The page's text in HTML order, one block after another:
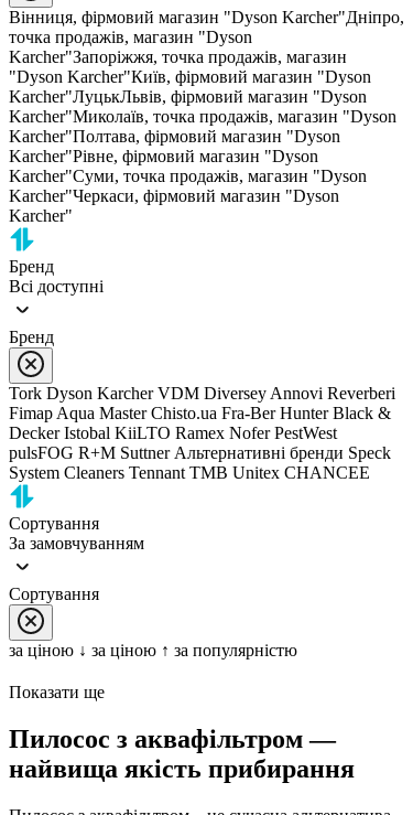
Вінниця, фірмовий магазин "Dyson Karcher"Дніпро,
точка продажів, магазин "Dyson
Karcher"Запоріжжя, точка продажів, магазин
"Dyson Karcher"Київ, фірмовий магазин "Dyson
Karcher"ЛуцькЛьвів, фірмовий магазин "Dyson
Karcher"Миколаїв, точка продажів, магазин "Dyson
Karcher"Полтава, фірмовий магазин "Dyson
Karcher"Рівне, фірмовий магазин "Dyson
Karcher"Суми, точка продажів, магазин "Dyson
Karcher"Черкаси, фірмовий магазин "Dyson
Karcher"
Бренд
Всі доступні
Бренд
Tork Dyson Karcher VDM Diversey Annovi Reverberi
Fimap Aqua Master Chisto.ua Fra-Ber Hunter Black &
Decker Istobal KiiLTO Ramex Nofer PestWest
pulsFOG R+M Suttner Альтернативні бренди Speck
System Cleaners Tennant TMB Unitex CHANCEE
Сортування
За замовчуванням
Сортування
за цiною ↓ за цiною ↑ за популярністю
Показати ще
Пилосос з аквафільтром —
найвища якість прибирання